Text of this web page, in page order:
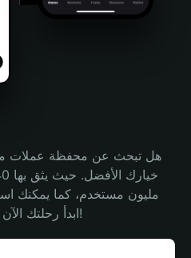
هل تبحث عن محفظة عملات
على محفظة Bitget Wallet. ابدأ رحلتك الآن!